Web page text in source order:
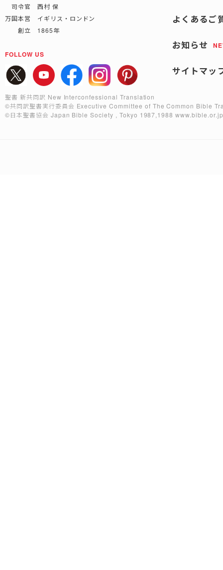
司令官 西村 保
万国本営 イギリス・ロンドン
創立 1865年
FOLLOW US
よくあるご
お知らせ
サイトマッ
聖書 新共同訳 New Interconfessional Translation
©共同訳聖書実行委員会 Executive Committee of The Common Bible
©日本聖書協会 Japan Bible Society , Tokyo 1987,1988www.bible.or.jp